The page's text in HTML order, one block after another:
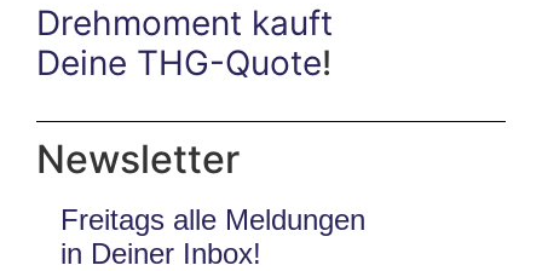
Drehmoment kauft
Deine THG-Quote!
Newsletter
Freitags alle Meldungen
in Deiner Inbox!